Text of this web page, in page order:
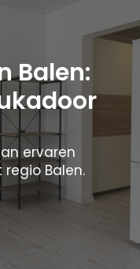
Balen:
ervaren
Balen.